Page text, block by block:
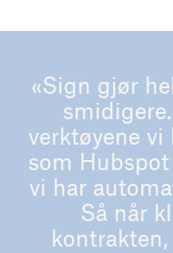
«Sign gjør
verktøyene
som
vi har
Så når